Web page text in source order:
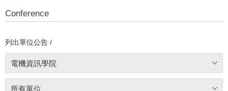
Conference
列出單位公告 /
電機資訊學院
所有單位